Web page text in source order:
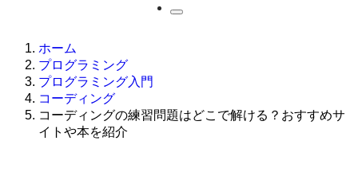
ホーム
プログラミング
プログラミング入門
コーディング
コーディングの練習問題はどこで解ける？おすすめサ
イトや本を紹介